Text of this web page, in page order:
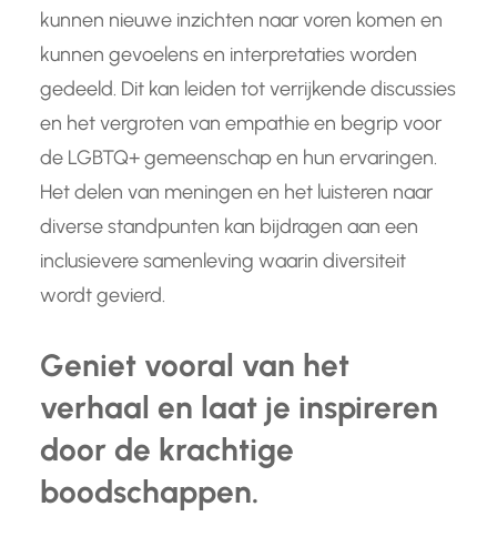
kunnen nieuwe inzichten naar voren komen en
kunnen gevoelens en interpretaties worden
gedeeld. Dit kan leiden tot verrijkende discussies
en het vergroten van empathie en begrip voor
de LGBTQ+ gemeenschap en hun ervaringen.
Het delen van meningen en het luisteren naar
diverse standpunten kan bijdragen aan een
inclusievere samenleving waarin diversiteit
wordt gevierd.
Geniet vooral van het
verhaal en laat je inspireren
door de krachtige
boodschappen.